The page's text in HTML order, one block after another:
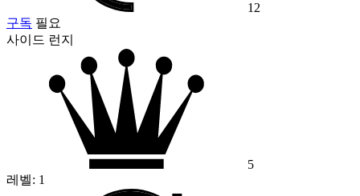
12
구독 필요
사이드 런지
5
레벨: 1